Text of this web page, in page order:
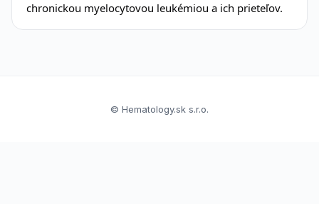
chronickou myelocytovou leukémiou a ich prieteľov.
© Hematology.sk s.r.o.